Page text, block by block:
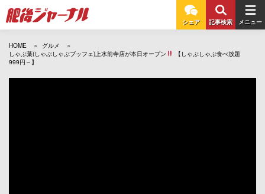
シェア 記事検索 メニュー
HOME
グルメ
しゃぶ葉(しゃぶしゃぶブッフェ)上水前寺店が本日オープン
【しゃぶしゃぶ食べ放題
999円～】